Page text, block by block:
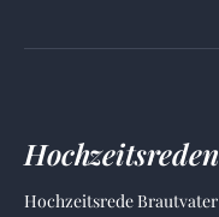
Hochzeitsreden
Hochzeitsrede Brautvater